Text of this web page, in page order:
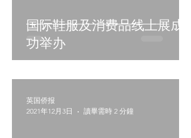
国际鞋服及消费品线上展成
功举办
英国侨报
2021年12月3日
讀畢需時 2 分鐘